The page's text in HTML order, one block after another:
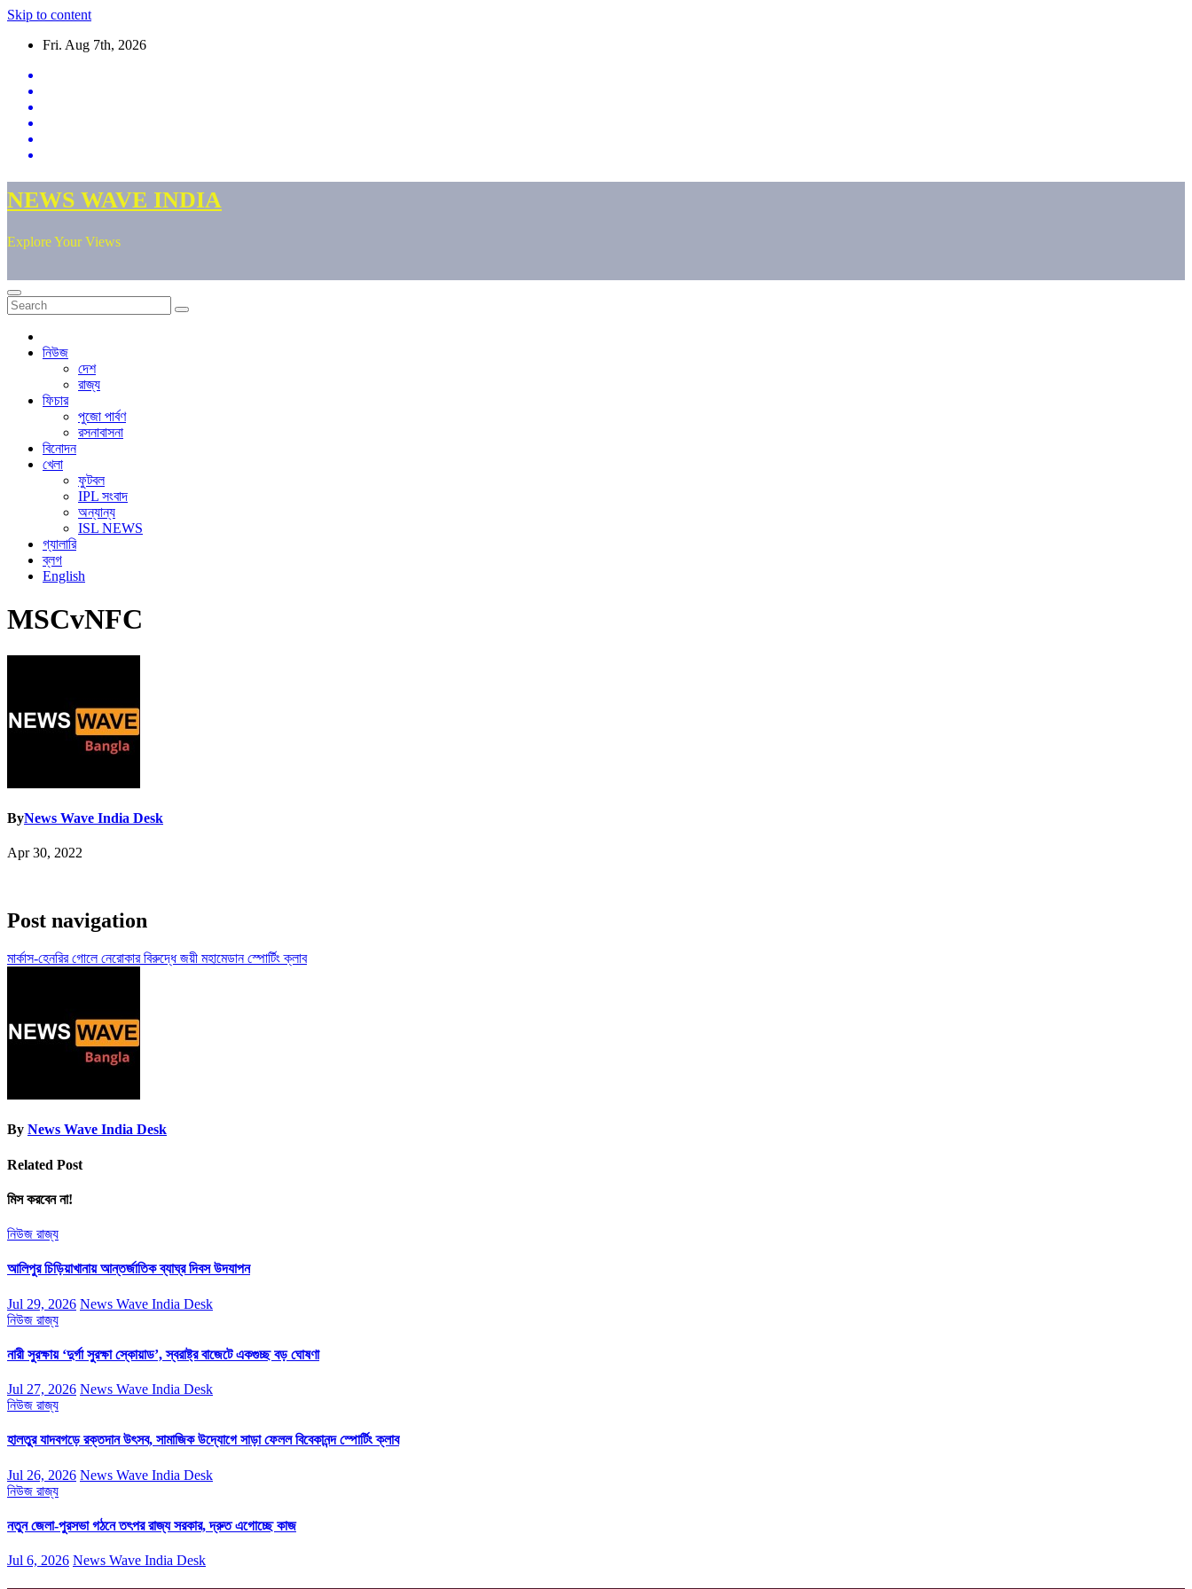
Skip to content
Fri. Aug 7th, 2026
NEWS WAVE INDIA
Explore Your Views
নিউজ
দেশ
রাজ্য
ফিচার
পুজো পার্বণ
রসনাবাসনা
বিনোদন
খেলা
ফুটবল
IPL সংবাদ
অন্যান্য
ISL NEWS
গ্যালারি
ব্লগ
English
MSCvNFC
ByNews Wave India Desk
Apr 30, 2022
Post navigation
মার্কাস-হেনরির গোলে নেরোকার বিরুদ্ধে জয়ী মহামেডান স্পোর্টিং ক্লাব
By News Wave India Desk
Related Post
মিস করবেন না!
নিউজ রাজ্য
আলিপুর চিড়িয়াখানায় আন্তর্জাতিক ব্যাঘ্র দিবস উদযাপন
Jul 29, 2026 News Wave India Desk
নিউজ রাজ্য
নারী সুরক্ষায় ‘দুর্গা সুরক্ষা স্কোয়াড’, স্বরাষ্ট্র বাজেটে একগুচ্ছ বড় ঘোষণা
Jul 27, 2026 News Wave India Desk
নিউজ রাজ্য
হালতুর যাদবগড়ে রক্তদান উৎসব, সামাজিক উদ্যোগে সাড়া ফেলল বিবেকানন্দ স্পোর্টিং ক্লাব
Jul 26, 2026 News Wave India Desk
নিউজ রাজ্য
নতুন জেলা-পুরসভা গঠনে তৎপর রাজ্য সরকার, দ্রুত এগোচ্ছে কাজ
Jul 6, 2026 News Wave India Desk